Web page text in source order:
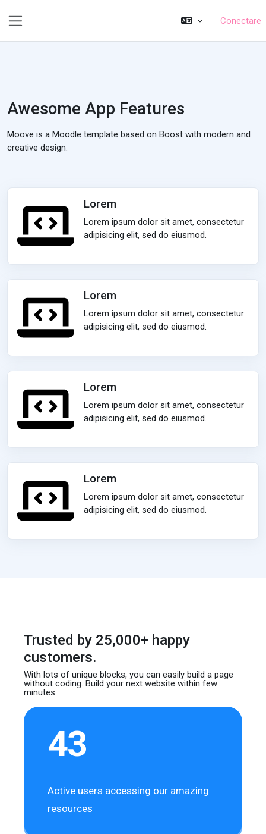
Conectare
Awesome App Features
Moove is a Moodle template based on Boost with modern and
creative design.
Lorem
Lorem ipsum dolor sit amet, consectetur
adipisicing elit, sed do eiusmod.
Lorem
Lorem ipsum dolor sit amet, consectetur
adipisicing elit, sed do eiusmod.
Lorem
Lorem ipsum dolor sit amet, consectetur
adipisicing elit, sed do eiusmod.
Lorem
Lorem ipsum dolor sit amet, consectetur
adipisicing elit, sed do eiusmod.
Trusted by 25,000+ happy
customers.
With lots of unique blocks, you can easily builda page
without coding. Build your next websitewithin few
minutes.
43
Active users accessing our amazing
resources